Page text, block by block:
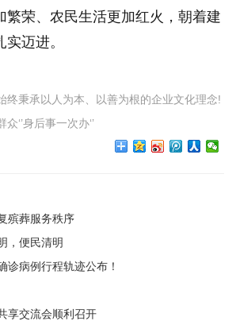
繁荣、农民生活更加红火，朝着建
迈进。
终秉承以人为本、以善为根的企业文化理念!
‘’身后事一次办‘’
殡葬服务秩序
，便民清明
诊病例行程轨迹公布！
享交流会顺利召开